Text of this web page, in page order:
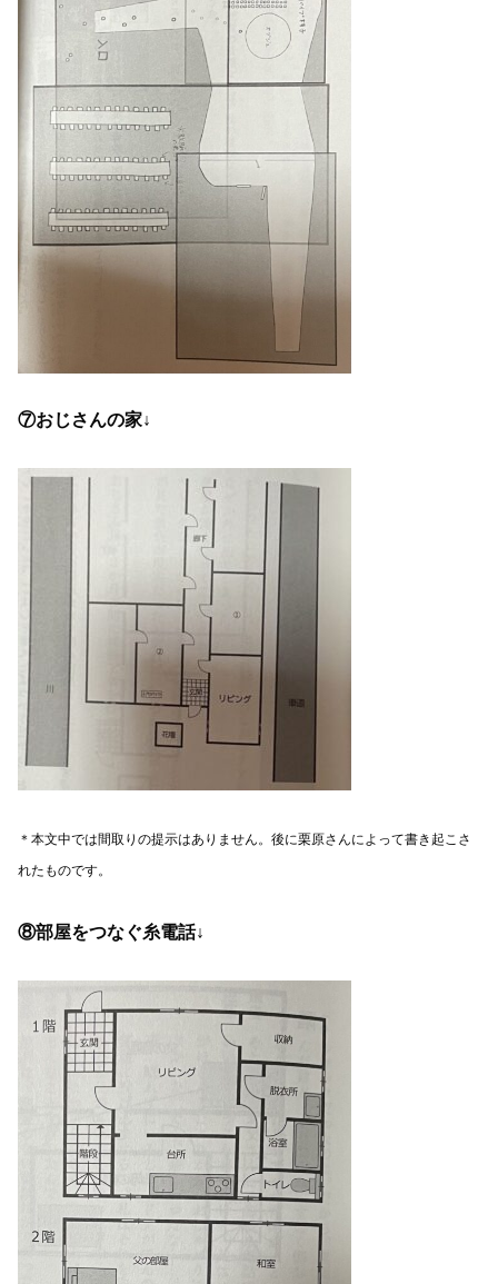
⑦おじさんの家↓
＊本文中では間取りの提示はありません。後に栗原さんによって書き起こさ
れたものです。
⑧部屋をつなぐ糸電話↓